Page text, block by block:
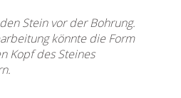
Stein vor der Bohrung.
könnte die Form
Kopf des Steines